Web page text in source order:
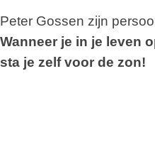
Peter Gossen zijn
Wanneer je in je leven
sta je zelf voor de zon!